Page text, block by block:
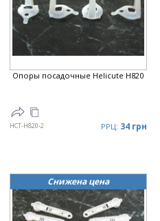
Опоры посадочные Helicute H820
HCT-H820-2 РРЦ: 34 грн
Снижена цена